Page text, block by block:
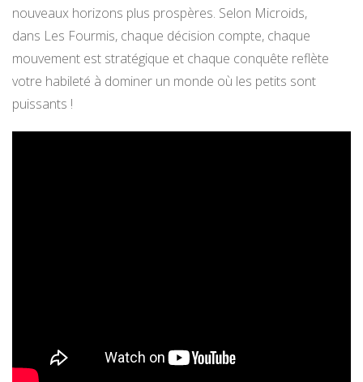
nouveaux horizons plus prospères. Selon Microids,
dans Les Fourmis, chaque décision compte, chaque
mouvement est stratégique et chaque conquête reflète
votre habileté à dominer un monde où les petits sont
puissants !